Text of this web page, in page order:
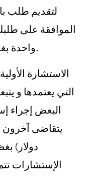
لتقديم طلب
الموافقة على
واحدة بغض النظر عن نتيجة طلبك.
الاستشارة
التي يعتمدها و
البعض إجراء
دولار)
الإستشارات